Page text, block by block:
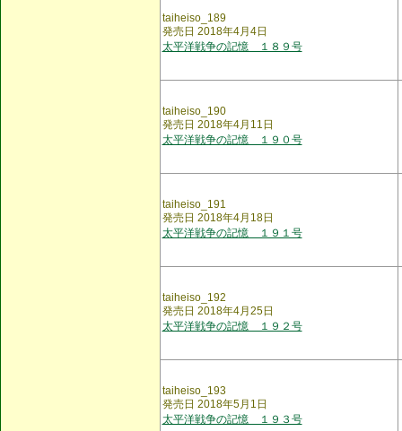
taiheiso_189
発売日 2018年4月4日
太平洋戦争の記憶 １８９号
taiheiso_190
発売日 2018年4月11日
太平洋戦争の記憶 １９０号
taiheiso_191
発売日 2018年4月18日
太平洋戦争の記憶 １９１号
taiheiso_192
発売日 2018年4月25日
太平洋戦争の記憶 １９２号
taiheiso_193
発売日 2018年5月1日
太平洋戦争の記憶 １９３号